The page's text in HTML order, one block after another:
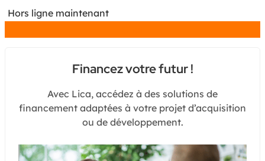
Hors ligne maintenant
Financez votre futur !
Avec Lica, accédez à des solutions de
financement adaptées à votre projet d’acquisition
ou de développement.